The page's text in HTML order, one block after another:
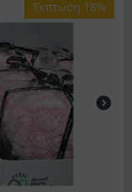
Έκπτωση 18%